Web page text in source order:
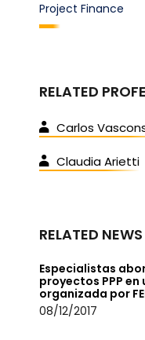
Project Finance
RELATED
Carlos
Claudia Arietti
RELATED NEWS
Especialistas
proyectos PPP
organizada por
08/12/2017